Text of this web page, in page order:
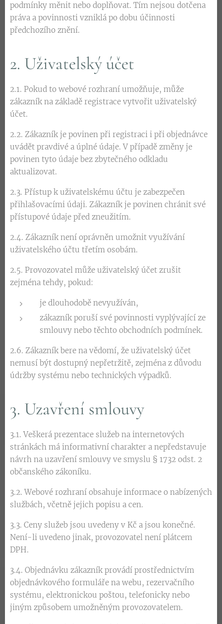
podmínky měnit nebo doplňovat. Tím nejsou dotčena
práva a povinnosti vzniklá po dobu účinnosti
předchozího znění.
2. Uživatelský účet
2.1. Pokud to webové rozhraní umožňuje, může
zákazník na základě registrace vytvořit uživatelský
účet.
2.2. Zákazník je povinen při registraci i při objednávce
uvádět pravdivé a úplné údaje. V případě změny je
povinen tyto údaje bez zbytečného odkladu
aktualizovat.
2.3. Přístup k uživatelskému účtu je zabezpečen
přihlašovacími údaji. Zákazník je povinen chránit své
přístupové údaje před zneužitím.
2.4. Zákazník není oprávněn umožnit využívání
uživatelského účtu třetím osobám.
2.5. Provozovatel může uživatelský účet zrušit
zejména tehdy, pokud:
je dlouhodobě nevyužíván,
zákazník poruší své povinnosti vyplývající ze
smlouvy nebo těchto obchodních podmínek.
2.6. Zákazník bere na vědomí, že uživatelský účet
nemusí být dostupný nepřetržitě, zejména z důvodu
údržby systému nebo technických výpadků.
3. Uzavření smlouvy
3.1. Veškerá prezentace služeb na internetových
stránkách má informativní charakter a nepředstavuje
návrh na uzavření smlouvy ve smyslu § 1732 odst. 2
občanského zákoníku.
3.2. Webové rozhraní obsahuje informace o nabízených
službách, včetně jejich popisu a cen.
3.3. Ceny služeb jsou uvedeny v Kč a jsou konečné.
Není-li uvedeno jinak, provozovatel není plátcem
DPH.
3.4. Objednávku zákazník provádí prostřednictvím
objednávkového formuláře na webu, rezervačního
systému, elektronickou poštou, telefonicky nebo
jiným způsobem umožněným provozovatelem.